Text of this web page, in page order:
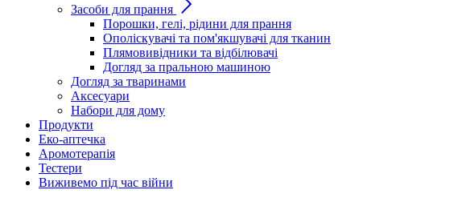
Засоби для прання
Порошки, гелі, рідини для прання
Ополіскувачі та пом'якшувачі для тканин
Плямовивідники та відбілювачі
Догляд за пральною машиною
Догляд за тваринами
Аксесуари
Набори для дому
Продукти
Еко-аптечка
Аромотерапія
Тестери
Виживемо під час війни